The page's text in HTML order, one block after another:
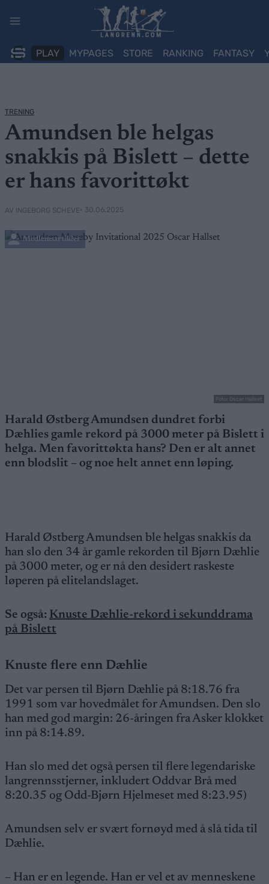
PLAY MYPAGES STORE RANKING FANTASY
TRENING
Amundsen ble helgas
snakkis på Bislett – dette
er hans favorittøkt
AV INGEBORG SCHEVE• 30.06.2025
Medlemsartikler
Foto: Oscar Hallset
Harald Østberg Amundsen dundret forbi
Dæhlies gamle rekord på 3000 meter på Bislett i
helga. Men favorittøkta hans? Den er alt annet
enn blodslit – og noe helt annet enn løping.
Harald Østberg Amundsen ble helgas snakkis da
han slo den 34 år gamle rekorden til Bjørn Dæhlie
på 3000 meter, og er nå den desidert raskeste
løperen på elitelandslaget.
Se også: Knuste Dæhlie-rekord i sekunddrama
på Bislett
Knuste flere enn Dæhlie
Det var persen til Bjørn Dæhlie på 8:18.76 fra
1991 som var hovedmålet for Amundsen. Den slo
han med god margin: 26-åringen fra Asker klokket
inn på 8:14.89.
Han slo med det også persen til flere legendariske
langrennsstjerner, inkludert Oddvar Brå med
8:20.35 og Odd-Bjørn Hjelmeset med 8:23.95)
Amundsen selv er svært fornøyd med å slå tida til
Dæhlie.
– Han er en legende. Han er vel et av menneskene